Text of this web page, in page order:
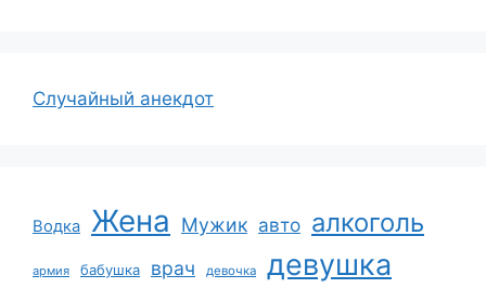
Случайный анекдот
Водка Жена Мужик авто алкоголь
армия бабушка врач девочка девушка